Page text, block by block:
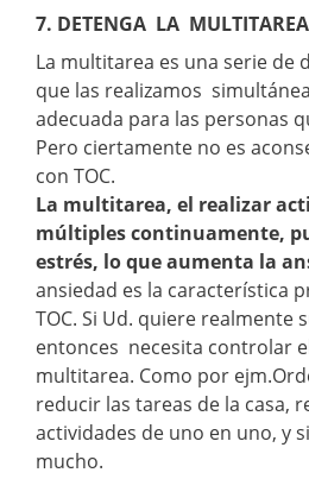
7. DETENGA LA MULTITAREA
La multitarea es una serie de
que las realizamos
adecuada para las personas
Pero ciertamente no es
con TOC.
La multitarea, el realizar
múltiples continuamente,
estrés, lo que aumenta la
ansiedad es la característica
TOC. Si Ud. quiere realmente
entonces necesita controlar
multitarea. Como por
reducir las tareas de la casa,
actividades de uno en uno, y
mucho.